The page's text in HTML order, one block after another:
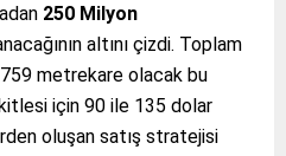
250 Milyon
altını çizdi. Toplam
metrekare olacak bu
için 90 ile 135 dolar
oluşan satış stratejisi